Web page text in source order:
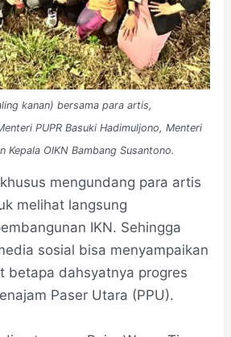
kanan) bersama para artis,
PUPR Basuki Hadimuljono, Menteri
Kepala OIKN Bambang Susantono.
mengundang para artis
melihat langsung
IKN. Sehingga
sosial bisa menyampaikan
betapa dahsyatnya progres
Paser Utara (PPU).